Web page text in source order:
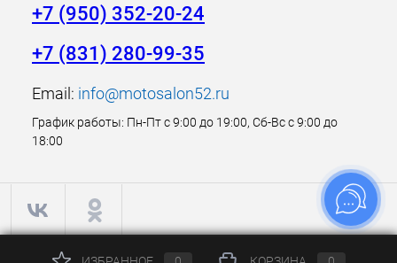
+7 (950) 352-20-24
+7 (831) 280-99-35
Email: info@motosalon52.ru
График работы: Пн-Пт с 9:00 до 19:00, Сб-Вс с 9:00 до
18:00